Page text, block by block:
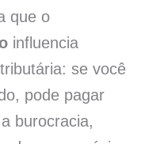
que o
influencia
se você
pode pagar
burocracia,